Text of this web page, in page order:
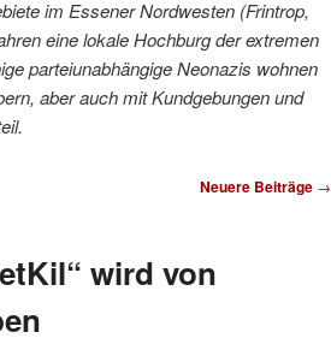
im Essener Nordwesten (Frintrop,
eine lokale Hochburg der extremen
parteiunabhängige Neonazis wohnen
aber auch mit Kundgebungen und
Neuere Beiträge →
wird von